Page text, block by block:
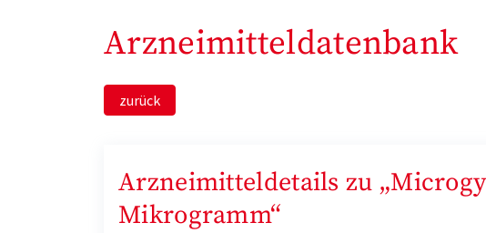
Arzneimitteldatenbank
zurück
Arzneimitteldetails zu
Mikrogramm“